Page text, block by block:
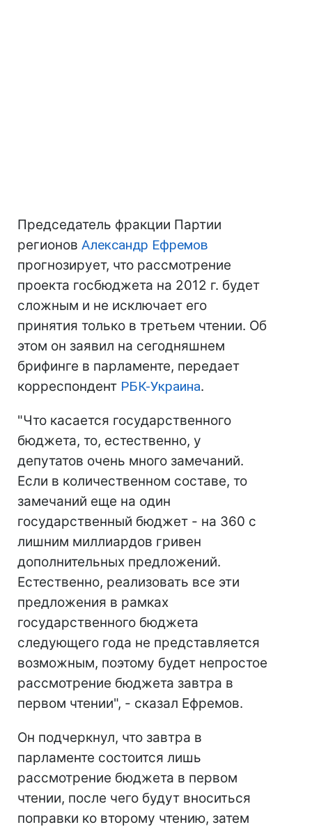
Председатель фракции Партии
регионов Александр Ефремов
прогнозирует, что рассмотрение
проекта госбюджета на 2012 г. будет
сложным и не исключает его
принятия только в третьем чтении. Об
этом он заявил на сегодняшнем
брифинге в парламенте, передает
корреспондент РБК-Украина.
"Что касается государственного
бюджета, то, естественно, у
депутатов очень много замечаний.
Если в количественном составе, то
замечаний еще на один
государственный бюджет - на 360 с
лишним миллиардов гривен
дополнительных предложений.
Естественно, реализовать все эти
предложения в рамках
государственного бюджета
следующего года не представляется
возможным, поэтому будет непростое
рассмотрение бюджета завтра в
первом чтении", - сказал Ефремов.
Он подчеркнул, что завтра в
парламенте состоится лишь
рассмотрение бюджета в первом
чтении, после чего будут вноситься
поправки ко второму чтению, затем